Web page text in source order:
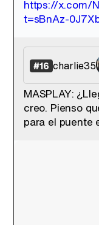
https://x.com/
t=sBnAz-
#16 charlie35
MASPLAY:
creo. Pienso
para el puente